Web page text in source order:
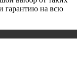
гарантию на всю